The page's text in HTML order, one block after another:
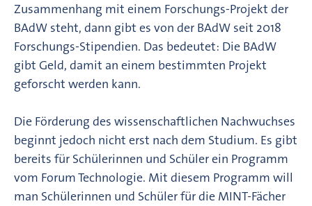
Zusammenhang mit einem Forschungs-Projekt der
BAdW steht, dann gibt es von der BAdW seit 2018
Forschungs-Stipendien. Das bedeutet: Die BAdW
gibt Geld, damit an einem bestimmten Projekt
geforscht werden kann.
Die Förderung des wissenschaftlichen Nachwuchses
beginnt jedoch nicht erst nach dem Studium. Es gibt
bereits für Schülerinnen und Schüler ein Programm
vom Forum Technologie. Mit diesem Programm will
man Schülerinnen und Schüler für die MINT-Fächer